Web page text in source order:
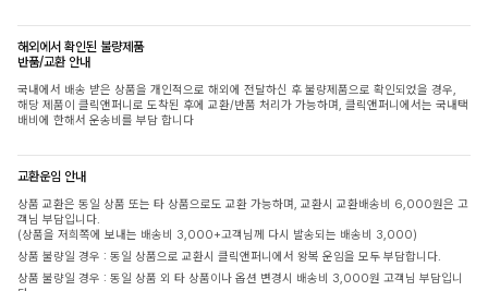
해외에서 확인된 불량제품
반품/교환 안내
국내에서 배송 받은 상품을 개인적으로 해외에 전달하신 후 불량제품으로 확인되었을 경우,
해당 제품이 클릭앤퍼니로 도착된 후에 교환/반품 처리가 가능하며, 클릭앤퍼니에서는 국내택
배비에 한해서 운송비를 부담 합니다
교환운임 안내
상품 교환은 동일 상품 또는 타 상품으로도 교환 가능하며, 교환시 교환배송비 6,000원은 고
객님 부담입니다.
(상품을 저희쪽에 보내는 배송비 3,000+고객님께 다시 발송되는 배송비 3,000)
상품 불량일 경우 : 동일 상품으로 교환시 클릭앤퍼니에서 왕복 운임을 모두 부담합니다.
상품 불량일 경우 : 동일 상품 외 타 상품이나 옵션 변경시 배송비 3,000원 고객님 부담입니